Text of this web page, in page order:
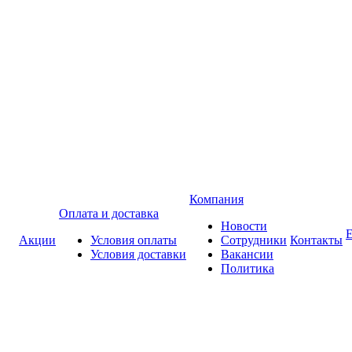
Акции
Оплата и доставка
Условия оплаты
Условия доставки
Компания
Новости
Сотрудники
Вакансии
Политика
Контакты